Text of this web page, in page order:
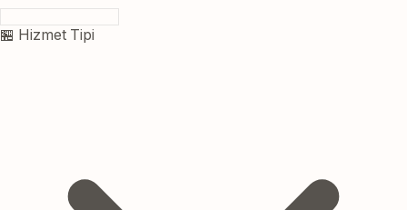
🏪 Hizmet Tipi